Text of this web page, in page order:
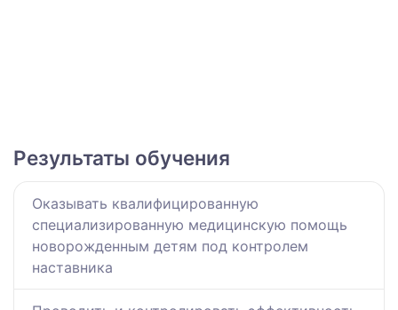
Результаты обучения
Оказывать квалифицированную
специализированную медицинскую помощь
новорожденным детям под контролем
наставника